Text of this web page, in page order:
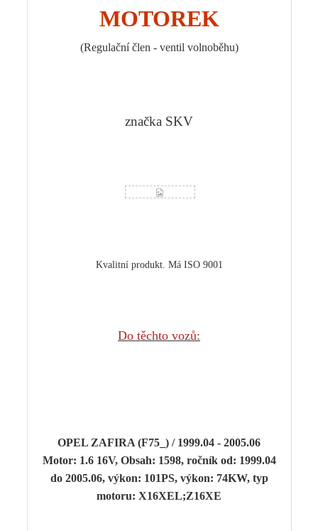
MOTOREK
(Regulační člen - ventil volnoběhu)
značka SKV
Kvalitní produkt. Má ISO 9001
Do těchto vozů:
OPEL ZAFIRA (F75_) / 1999.04 - 2005.06
Motor: 1.6 16V, Obsah: 1598, ročník od: 1999.04
do 2005.06, výkon: 101PS, výkon: 74KW, typ
motoru: X16XEL;Z16XE